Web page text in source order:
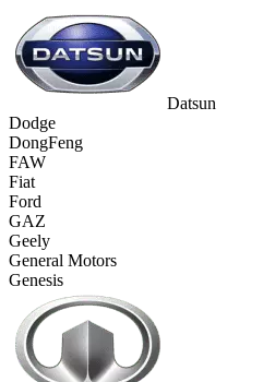
Datsun
Dodge
DongFeng
FAW
Fiat
Ford
GAZ
Geely
General Motors
Genesis